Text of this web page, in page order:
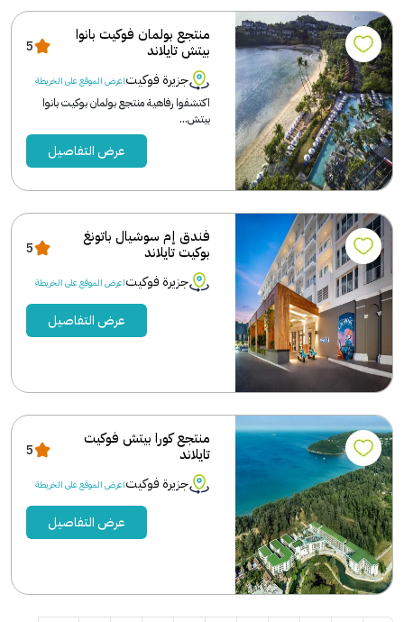
منتجع بولمان فوكيت بانوا
بيتش تايلاند
5
جزيرة فوكيتاعرض الموقع على الخريطة
اكتشفوا رفاهية منتجع بولمان بوكيت بانوا
بيتش...
عرض التفاصيل
فندق إم سوشيال باتونغ
بوكيت تايلاند
5
جزيرة فوكيتاعرض الموقع على الخريطة
عرض التفاصيل
منتجع كورا بيتش فوكيت
تايلاند
5
جزيرة فوكيتاعرض الموقع على الخريطة
عرض التفاصيل